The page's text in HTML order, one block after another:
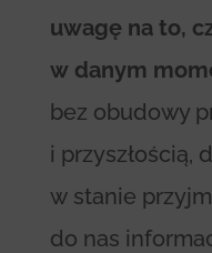
uwagę na to,
w danym
bez obudowy
i przyszłością,
w stanie
do nas